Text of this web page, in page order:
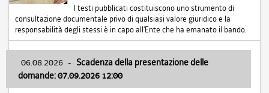
I testi pubblicati costituiscono uno strumento di
consultazione documentale privo di qualsiasi valore giuridico e la
responsabilità degli stessi è in capo all'Ente che ha emanato il bando.
06.08.2026 - Scadenza della presentazione delle
domande: 07.09.2026 12:00